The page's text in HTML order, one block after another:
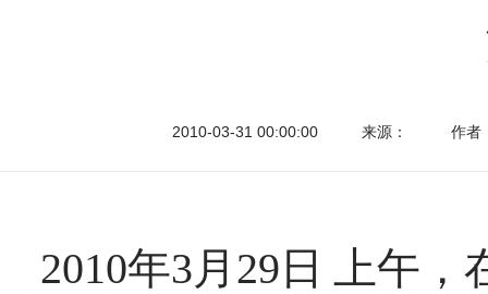
2010-03-31 00:00:00 来源： 作者
2010年3月 29日
上午